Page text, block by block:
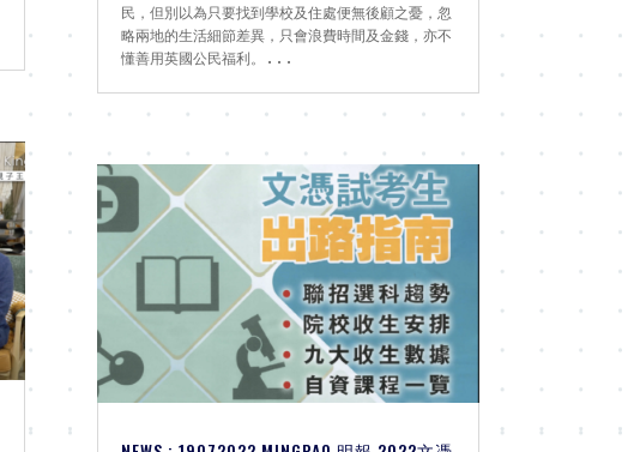
民，但別以為只要找到學校及住處便無後顧之憂，忽
略兩地的生活細節差異，只會浪費時間及金錢，亦不
懂善用英國公民福利。...